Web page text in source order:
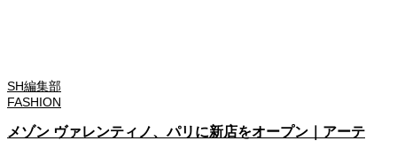
SH編集部
FASHION
メゾン ヴァレンティノ、パリに新店をオープン｜アーテ